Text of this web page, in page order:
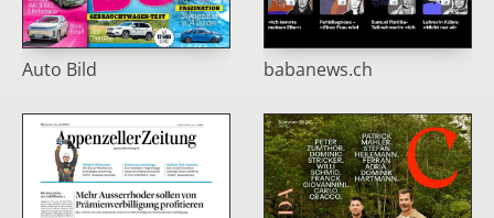
Auto Bild babanews.ch